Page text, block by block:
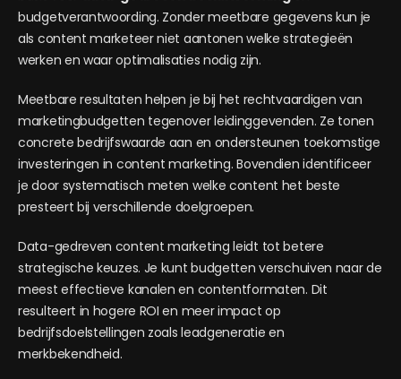
budgetverantwoording. Zonder meetbare gegevens kun je
als content marketeer niet aantonen welke strategieën
werken en waar optimalisaties nodig zijn.
Meetbare resultaten helpen je bij het rechtvaardigen van
marketingbudgetten tegenover leidinggevenden. Ze tonen
concrete bedrijfswaarde aan en ondersteunen toekomstige
investeringen in content marketing. Bovendien identificeer
je door systematisch meten welke content het beste
presteert bij verschillende doelgroepen.
Data-gedreven content marketing leidt tot betere
strategische keuzes. Je kunt budgetten verschuiven naar de
meest effectieve kanalen en contentformaten. Dit
resulteert in hogere ROI en meer impact op
bedrijfsdoelstellingen zoals leadgeneratie en
merkbekendheid.